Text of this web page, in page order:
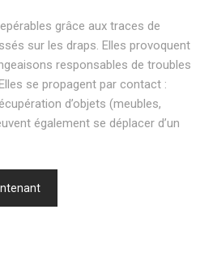
grâce aux traces de
sur les draps. Elles provoquent
responsables de troubles
se propagent par contact :
d’objets (meubles,
également se déplacer d’un